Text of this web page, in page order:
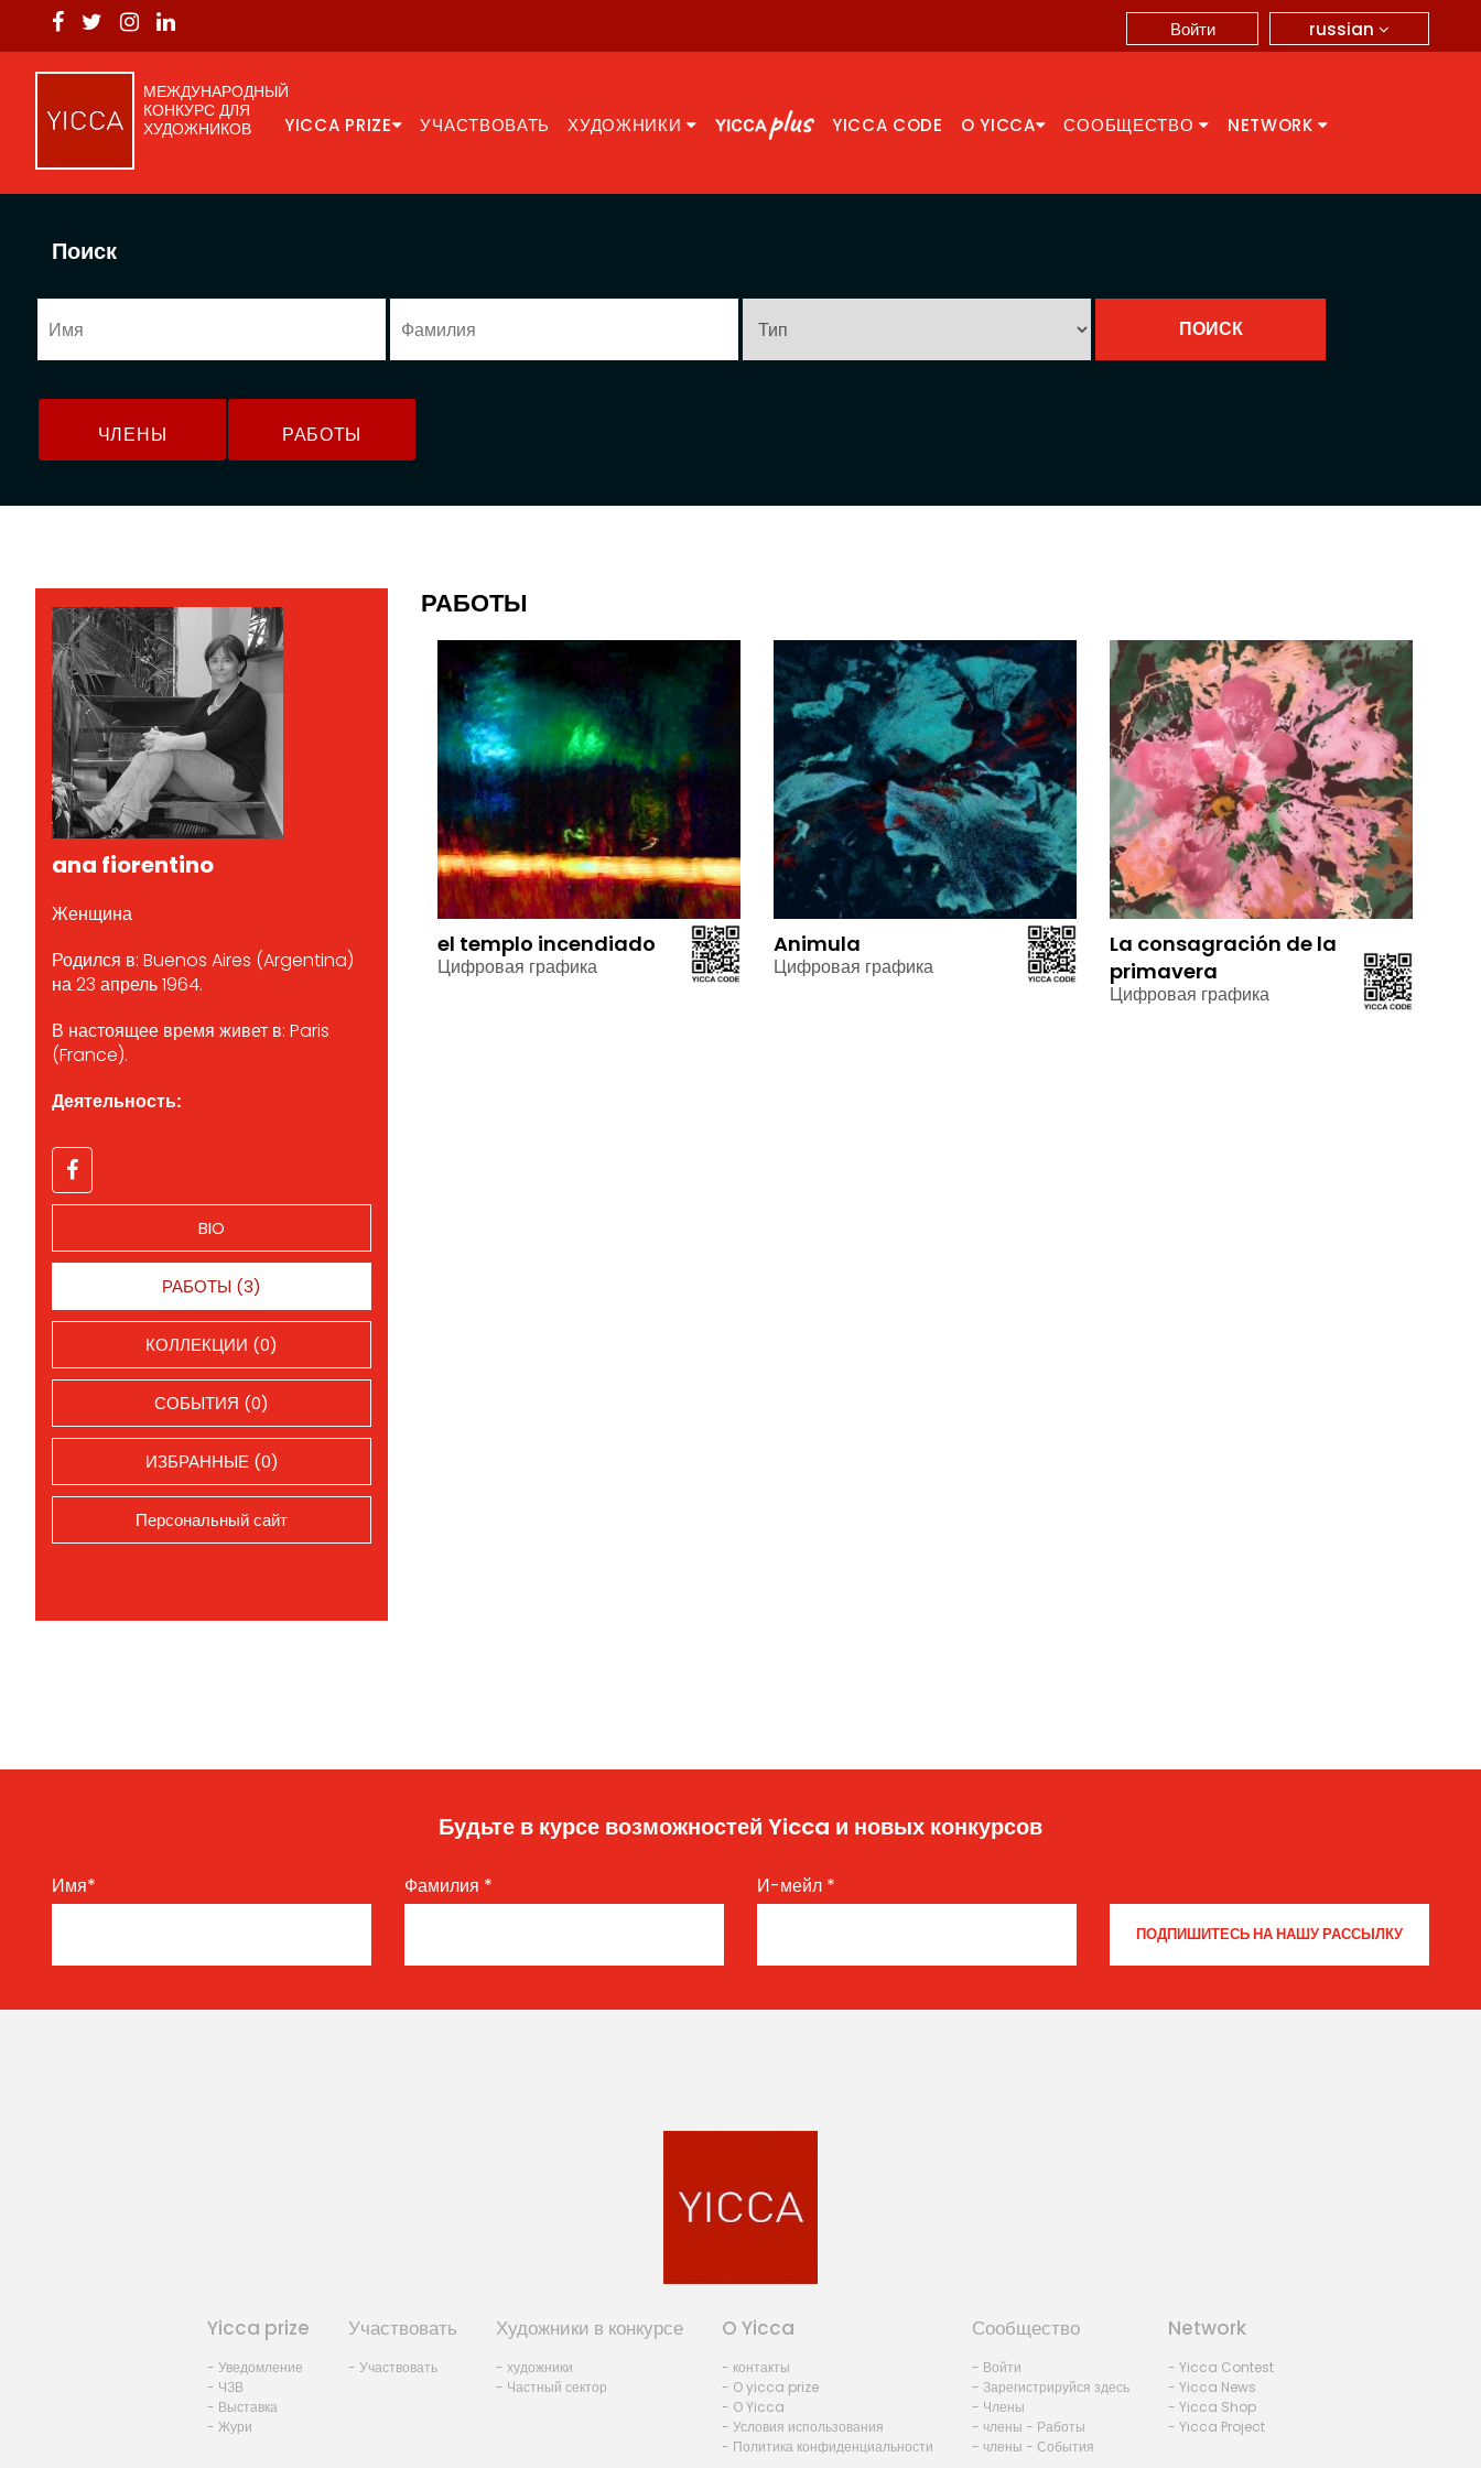
russian
Войти
МЕЖДУНАРОДНЫЙ
КОНКУРС ДЛЯ
ХУДОЖНИКОВ
YICCA PRIZE УЧАСТВОВАТЬ ХУДОЖНИКИ YICCA CODE O YICCA СООБЩЕСТВО NETWORK
Поиск
ЧЛЕНЫ РАБОТЫ
ana fiorentino
Женщина
Родился в: Buenos Aires (Argentina)
на 23 апрель 1964.
В настоящее время живет в: Paris
(France).
Деятельность:
BIO
РАБОТЫ (3)
КОЛЛЕКЦИИ (0)
СОБЫТИЯ (0)
ИЗБРАННЫЕ (0)
Персональный сайт
РАБОТЫ
el templo incendiado
Цифровая графика
Animula
Цифровая графика
La consagración de la
primavera
Цифровая графика
Будьте в курсе возможностей Yicca и новых конкурсов
Имя* Фамилия * И-мейл *
Yicca prize
- Уведомление
- ЧЗВ
- Выставка
- Жури
Участвовать
- Участвовать
Художники в конкурсе
- художники
- Частный сектор
O Yicca
- контакты
- O yicca prize
- O Yicca
- Условия использования
- Политика конфиденциальности
Сообщество
- Войти
- Зарегистрируйся здесь
- Члены
- члены - Работы
- члены - События
Network
- Yicca Contest
- Yicca News
- Yicca Shop
- Yicca Project